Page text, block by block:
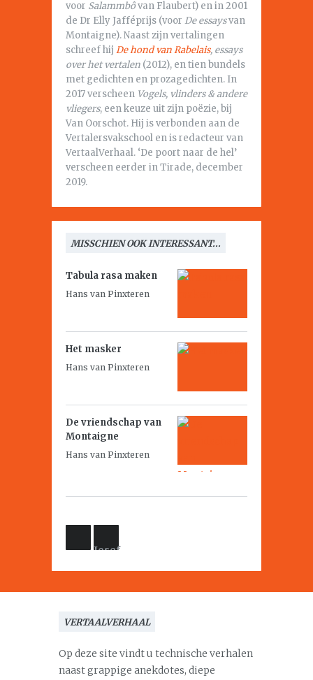
voor Salammbôvan Flaubert) en in 2001
de Dr Elly Jafféprijs (voor De essaysvan
Montaigne). Naast zijn vertalingen
schreef hij De hond van Rabelais, essays
over het vertalen (2012), en tien bundels
met gedichten en prozagedichten. In
2017 verscheen Vogels, vlinders & andere
vliegers, een keuze uit zijn poëzie, bij
Van Oorschot. Hij is verbonden aan de
Vertalersvakschool en is redacteur van
VertaalVerhaal. ‘De poort naar de hel’
verscheen eerder in Tirade, december
2019.
MISSCHIEN OOK INTERESSANT...
Tabula rasa maken
Hans van Pinxteren
Het masker
Hans van Pinxteren
De vriendschap van
Montaigne
Hans van Pinxteren
Josef
Guez
VERTAALVERHAAL
Op deze site vindt u technische verhalen
naast grappige anekdotes, diepe